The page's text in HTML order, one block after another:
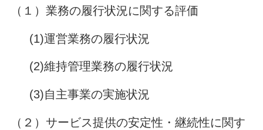
（１）業務の履行状況に関する評価
(1)運営業務の履行状況
(2)維持管理業務の履行状況
(3)自主事業の実施状況
（２）サービス提供の安定性・継続性に関す